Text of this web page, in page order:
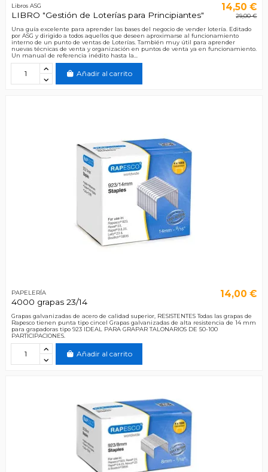
Libros ASG
LIBRO "Gestión de Loterías para Principiantes"
14,50 €
29,00 €
Una guía excelente para aprender las bases del negocio de vender lotería. Editado
por ASG y dirigido a todos aquellos que deseen aproximarse al funcionamiento
interno de un punto de ventas de Loterías. También muy útil para aprender
nuevas técnicas de venta y organización en puntos de venta ya en funcionamiento.
Un manual de referencia inédito hasta la...
Añadir al carrito
PAPELERÍA
4000 grapas 23/14
14,00 €
Grapas galvanizadas de acero de calidad superior, RESISTENTES Todas las grapas de
Rapesco tienen punta tipo cincel Grapas galvanizadas de alta resistencia de 14 mm
para grapadoras tipo 923 IDEAL PARA GRAPAR TALONARIOS DE 50-100
PARTICIPACIONES.
Añadir al carrito